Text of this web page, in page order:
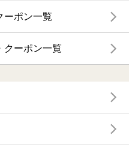
ーポン一覧
クーポン一覧